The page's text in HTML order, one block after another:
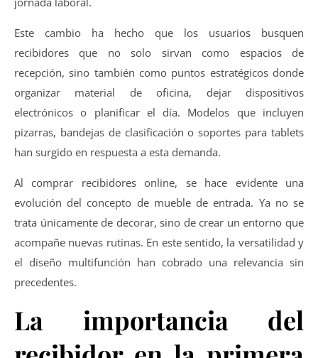
Este cambio ha hecho que los usuarios busquen
recibidores que no solo sirvan como espacios de
recepción, sino también como puntos estratégicos donde
organizar material de oficina, dejar dispositivos
electrónicos o planificar el día. Modelos que incluyen
pizarras, bandejas de clasificación o soportes para tablets
han surgido en respuesta a esta demanda.
Al comprar recibidores online, se hace evidente una
evolución del concepto de mueble de entrada. Ya no se
trata únicamente de decorar, sino de crear un entorno que
acompañe nuevas rutinas. En este sentido, la versatilidad y
el diseño multifunción han cobrado una relevancia sin
precedentes.
La importancia del